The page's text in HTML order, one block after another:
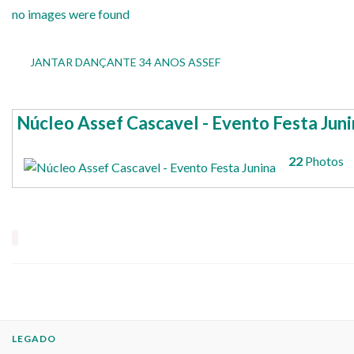
no images were found
JANTAR DANÇANTE 34 ANOS ASSEF
Núcleo Assef Cascavel - Evento Festa
22 Photos
LEGADO